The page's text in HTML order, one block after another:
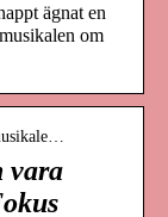
ägnat en
om
vara